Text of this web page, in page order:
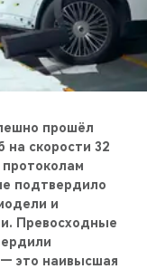
прошёл
на скорости 32
подтвердило
и
Превосходные
— это наивысшая